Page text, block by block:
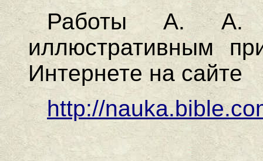
Работы А. А.
иллюстративным
Интернете на сайте
http://